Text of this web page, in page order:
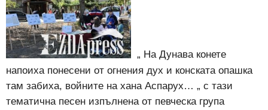
„ На Дунава конете
напоиха понесени от огнения дух и конската опашка
там забиха, войните на хана Аспарух… „ с тази
тематична песен изпълнена от певческа група